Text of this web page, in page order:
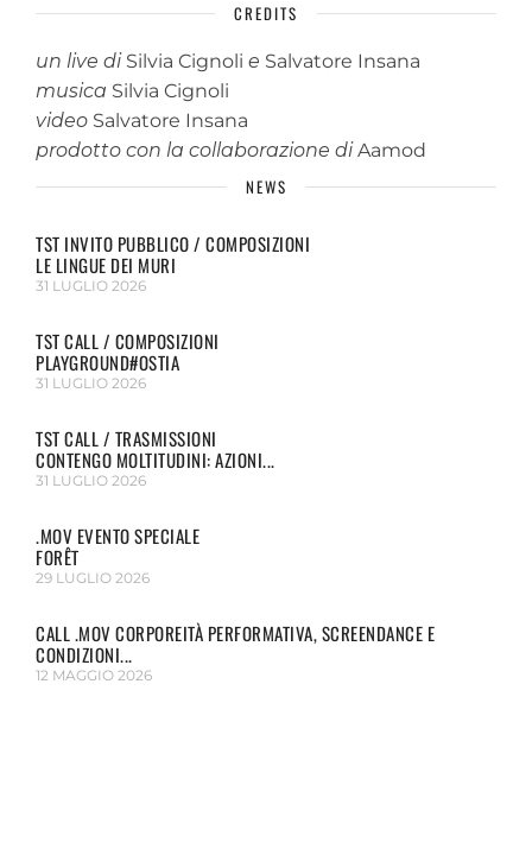
CREDITS
un live di Silvia Cignoli e Salvatore Insana
musica Silvia Cignoli
video Salvatore Insana
prodotto con la collaborazione diAamod
NEWS
TST INVITO PUBBLICO / COMPOSIZIONI
LE LINGUE DEI MURI
31 LUGLIO 2026
TST CALL / COMPOSIZIONI
PLAYGROUND#OSTIA
31 LUGLIO 2026
TST CALL / TRASMISSIONI
CONTENGO MOLTITUDINI: AZIONI...
31 LUGLIO 2026
.MOV EVENTO SPECIALE
FORÊT
29 LUGLIO 2026
CALL .MOV CORPOREITÀ PERFORMATIVA, SCREENDANCE E
CONDIZIONI...
12 MAGGIO 2026